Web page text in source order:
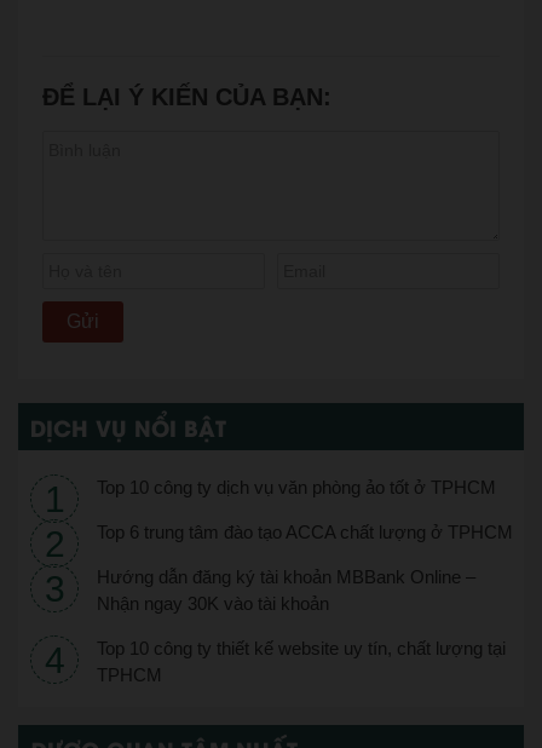
ĐỂ LẠI Ý KIẾN CỦA BẠN:
DỊCH VỤ NỔI BẬT
Top 10 công ty dịch vụ văn phòng ảo tốt ở TPHCM
Top 6 trung tâm đào tạo ACCA chất lượng ở TPHCM
Hướng dẫn đăng ký tài khoản MBBank Online –
Nhận ngay 30K vào tài khoản
Top 10 công ty thiết kế website uy tín, chất lượng tại
TPHCM